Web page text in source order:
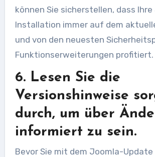
können Sie sicherstellen, dass
Installation immer auf dem
und von den neuesten
Funktionserweiterungen profitiert.
6. Lesen Sie die
Versionshinweise
durch, um über
informiert zu sein.
Bevor Sie mit dem Joomla-